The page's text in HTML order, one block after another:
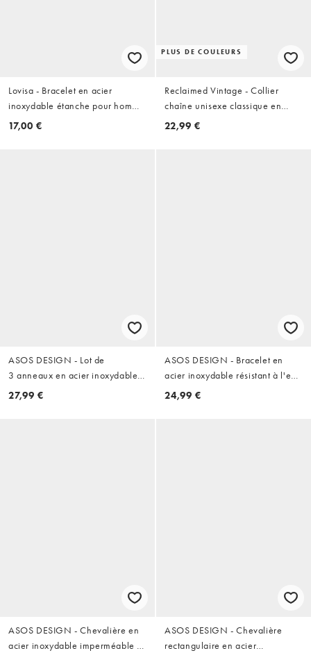
Lovisa - Bracelet en acier
inoxydable étanche pour homme
avec perles œil-de-tigre semi-
17,00 €
PLUS DE COULEURS
Reclaimed Vintage - Collier
chaîne unisexe classique en
acier inoxydable imperméable -
22,99 €
ASOS DESIGN - Lot de
3 anneaux en acier inoxydable
imperméable - Argenté
27,99 €
ASOS DESIGN - Bracelet en
acier inoxydable résistant à l'eau
avec maillons et lapis-lazuli
24,99 €
ASOS DESIGN - Chevalière en
acier inoxydable imperméable -
ASOS DESIGN - Chevalière
rectangulaire en acier